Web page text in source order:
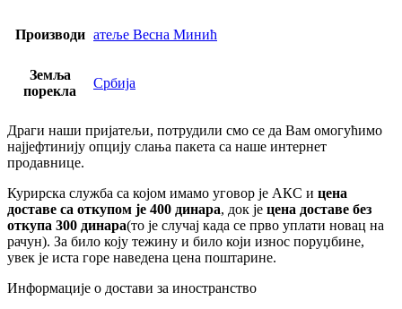
Производи атеље Весна Минић
Земља
порекла
Србија
Драги наши пријатељи, потрудили смо се да Вам омогућимо
најјефтинију опцију слања пакета са наше интернет
продавнице.
Курирска служба са којом имамо уговор је АКС и цена
доставе са откупом је 400 динара, док је цена доставе без
откупа 300 динара(то је случај када се прво уплати новац на
рачун). За било коју тежину и било који износ поруџбине,
увек је иста горе наведена цена поштарине.
Информације о достави за иностранство